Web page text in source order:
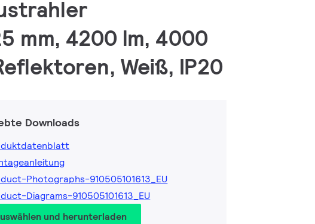
mm, 4200 lm, 4000
Weiß, IP20
Downloads
Photographs-910505101613_EU
Diagrams-910505101613_EU
und herunterladen